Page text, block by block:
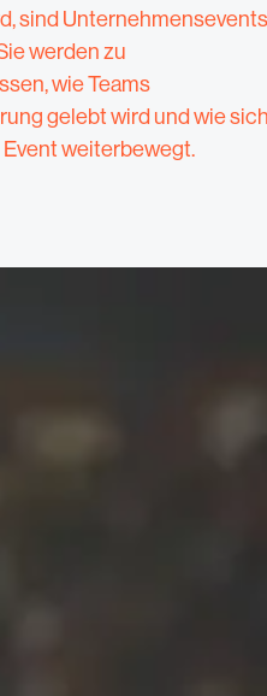
sind Unternehmensevents
werden zu
wie Teams
gelebt wird und wie
weiterbewegt.